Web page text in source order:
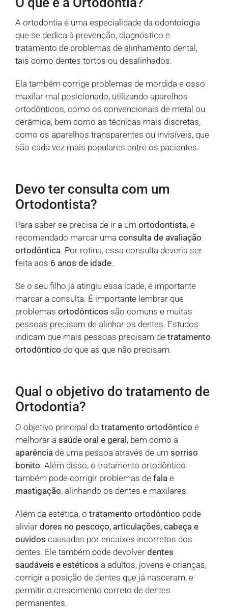
A ortodontia é uma especialidade da odontologia
que se dedica à prevenção, diagnóstico e
tratamento de problemas de alinhamento dental,
tais como dentes tortos ou desalinhados.
Ela também corrige problemas de mordida e osso
maxilar mal posicionado, utilizando aparelhos
ortodônticos, como os convencionais de metal ou
cerâmica, bem como as técnicas mais discretas,
como os aparelhos transparentes ou invisíveis, que
são cada vez mais populares entre os pacientes.
Devo ter consulta com um
Ortodontista?
Para saber se precisa de ir a um ortodontista, é
recomendado marcar uma consulta de avaliação
ortodôntica. Por rotina, essa consulta deveria ser
feita aos 6 anos de idade.
Se o seu filho já atingiu essa idade, é importante
marcar a consulta. É importante lembrar que
problemas ortodônticos são comuns e muitas
pessoas precisam de alinhar os dentes. Estudos
indicam que mais pessoas precisam de tratamento
ortodôntico do que as que não precisam.
Qual o objetivo do tratamento de
Ortodontia?
O objetivo principal do tratamento ortodôntico é
melhorar a saúde oral e geral, bem como a
aparência de uma pessoa através de um sorriso
bonito. Além disso, o tratamento ortodôntico
também pode corrigir problemas de fala e
mastigação, alinhando os dentes e maxilares.
Além da estética, o tratamento ortodôntico pode
aliviar dores no pescoço, articulações, cabeça e
ouvidos causadas por encaixes incorretos dos
dentes. Ele também pode devolver dentes
saudáveis e estéticos a adultos, jovens e crianças,
corrigir a posição de dentes que já nasceram, e
permitir o crescimento correto de dentes
permanentes.